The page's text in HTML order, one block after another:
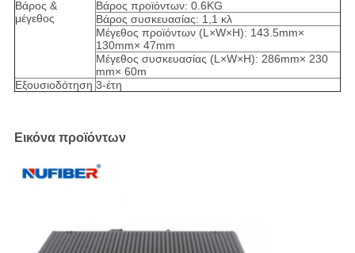
Βάρος &
μέγεθος
Βάρος προϊόντων: 0.6KG
Βάρος συσκευασίας: 1,1 κλ
Μέγεθος προϊόντων (L×W×H): 143.5mm×
130mm× 47mm
Μέγεθος συσκευασίας (L×W×H): 286mm× 230
mm× 60m
Εξουσιοδότηση 3-έτη
Εικόνα προϊόντων